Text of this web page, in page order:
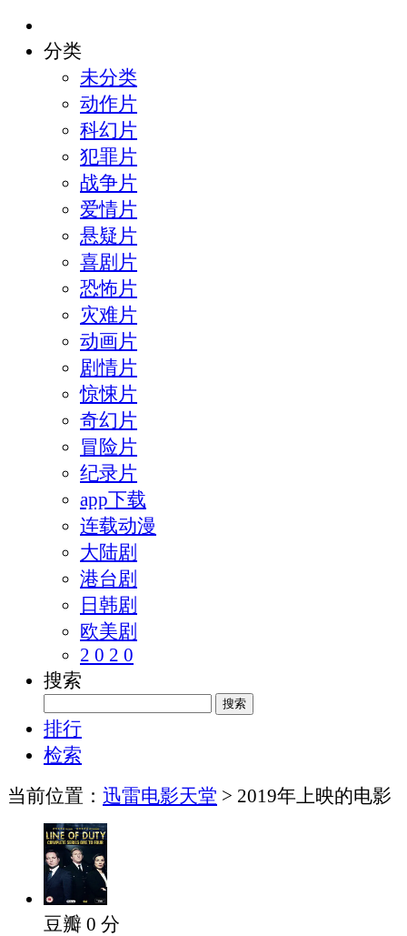
分类
未分类
动作片
科幻片
犯罪片
战争片
爱情片
悬疑片
喜剧片
恐怖片
灾难片
动画片
剧情片
惊悚片
奇幻片
冒险片
纪录片
app下载
连载动漫
大陆剧
港台剧
日韩剧
欧美剧
2 0 2 0
搜索
排行
检索
当前位置： 迅雷电影天堂 > 2019年上映的电影
豆瓣 0 分